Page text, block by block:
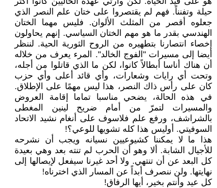
حيلة وتفنناً. فهم لم يقتصروا على ختان علم النصر الذي
جعلوه أقصر من المثلث الألوان. فليس مهما الختان
الهندسي بقدر ما هو مهم الختان السياسي. إنهم يحاولون
إخصاء انتصارنا بتطهيره من الروح الثورية الحية. لننظر
أيضا إلى مسيرات "الفوج الخالد". المرء يعرف من خلاله
أن هناك أناسا أبطالاً كانوا، لكن ما الذي قاتلوا من أجله،
وتحت أي رايات وشعارات، وأي قائد أعلى وأي حزب
كان على رأس ذاك النصر، هذا ليس مهمًا على الإطلاق.
في هذه الحالة، يضحي مناسبا تماما إقامة العروض
والمسيرات لتمرّ من أمام ضريح لينين المغطى
بالشراشف، ورفع علم فلاسوف على أنغام نشيد الاتحاد
السوفيتي. أوليس هذا كله تشويها للوعي؟!
هذا ما لا يمكننا كشيوعيين نسيانه ويجب أن نشرحه
للأجيال الشابة. ألا وهو أن الحرب لم تنته بعد وهي بعيدة
كل البعد عن أن تنتهي. ولا أحد غيرنا سيفعل لإيصالها إلى
نهايتها. ولن ننصرف أبداً عن المسار الذي اخترناه!
كل عيد وأنتم بخير، أيها الرفاق!